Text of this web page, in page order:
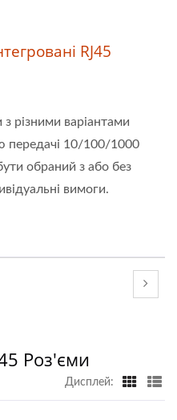
RJ45
різними варіантами
передачі 10/100/1000
обраний з або без
вимоги.
Роз'єми
Дисплей: